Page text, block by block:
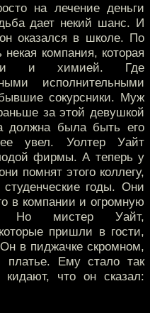
на лечение деньги
дает некий шанс. И
оказался в школе. По
компания, которая
и химией. Где
исполнительными
сокурсники. Муж
за этой девушкой
должна была быть его
увел. Уолтер Уайт
фирмы. А теперь у
помнят этого коллегу,
годы. Они
в компании и огромную
Но мистер Уайт,
пришли в гости,
в пиджачке скромном,
платье. Ему стало так
кидают, что он сказал: